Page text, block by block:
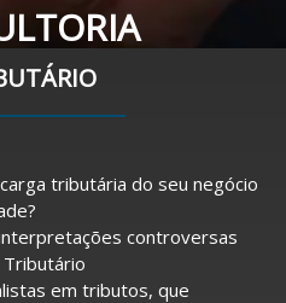
tributária do seu negócio
controversas
em tributos, que